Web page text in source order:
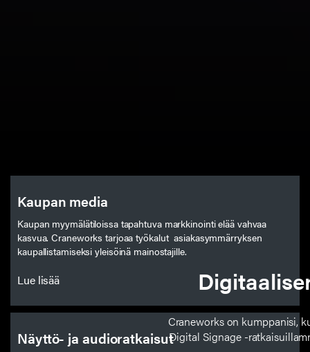
Craneworks on kumppanisi,
Digital Signage -
Kaupan media
Kaupan myymälätiloissa tapahtuva markkinointi elää vahvaa
kasvua. Craneworks tarjoaa työkalut asiakasymmärryksen
kaupallistamiseksi yleisöinä mainostajille.
Lue lisää
Näyttö- ja audioratkaisut